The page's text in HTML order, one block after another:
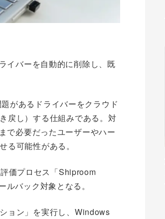
イバーを自動的に削除し、既
があるドライバーをクラウド
戻し）する仕組みである。対
で必要だったユーザーやハー
る可能性がある。
価プロセス「Shiproom
バック対象となる。
ョン」を実行し、Windows